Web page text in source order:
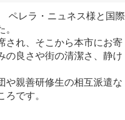
レラ・ニュネス様と国際
され、そこから本市にお寄
の良さや街の清潔さ、静け
や親善研修生の相互派遣な
です。